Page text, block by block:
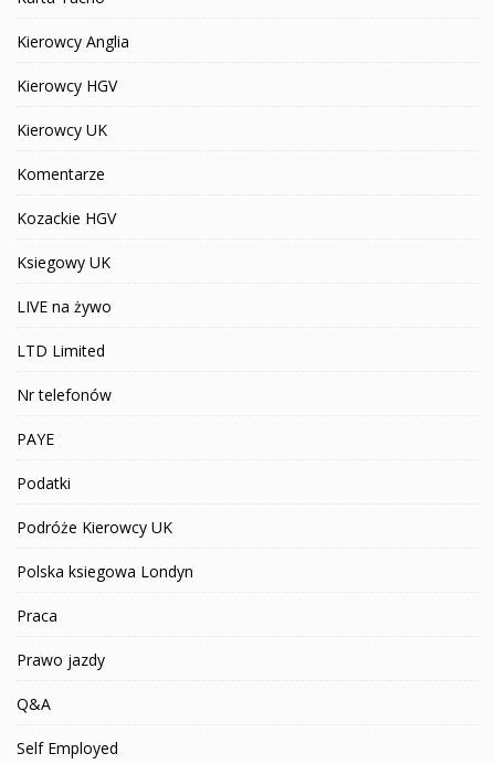
Kierowcy Anglia
Kierowcy HGV
Kierowcy UK
Komentarze
Kozackie HGV
Ksiegowy UK
LIVE na żywo
LTD Limited
Nr telefonów
PAYE
Podatki
Podróże Kierowcy UK
Polska ksiegowa Londyn
Praca
Prawo jazdy
Q&A
Self Employed